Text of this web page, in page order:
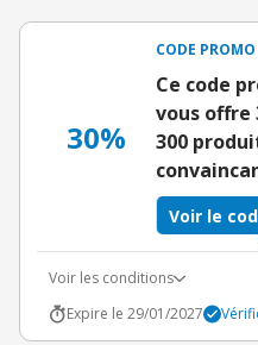
30%
CODE PROMO
Ce code
vous offre
300
Voir le
Voir les conditions
Expire le 29/01/2027